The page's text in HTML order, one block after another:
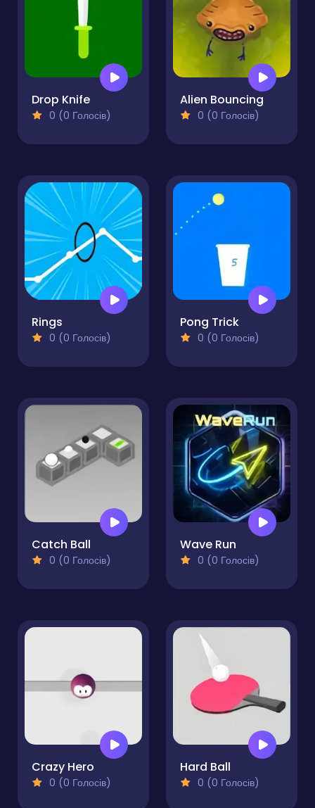
Drop Knife
0 (0 Голосів)
Alien Bouncing
0 (0 Голосів)
Rings
0 (0 Голосів)
Pong Trick
0 (0 Голосів)
Catch Ball
0 (0 Голосів)
Wave Run
0 (0 Голосів)
Crazy Hero
0 (0 Голосів)
Hard Ball
0 (0 Голосів)